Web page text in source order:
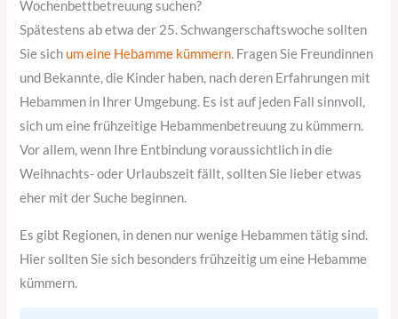
Wochenbettbetreuung suchen?
Spätestens ab etwa der 25. Schwangerschaftswoche sollten
Sie sich um eine Hebamme kümmern. Fragen Sie Freundinnen
und Bekannte, die Kinder haben, nach deren Erfahrungen mit
Hebammen in Ihrer Umgebung. Es ist auf jeden Fall sinnvoll,
sich um eine frühzeitige Hebammenbetreuung zu kümmern.
Vor allem, wenn Ihre Entbindung voraussichtlich in die
Weihnachts- oder Urlaubszeit fällt, sollten Sie lieber etwas
eher mit der Suche beginnen.
Es gibt Regionen, in denen nur wenige Hebammen tätig sind.
Hier sollten Sie sich besonders frühzeitig um eine Hebamme
kümmern.